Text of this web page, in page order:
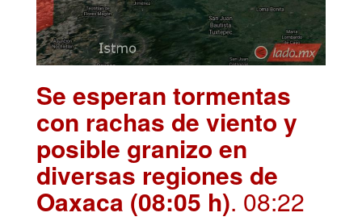
Se esperan tormentas
con rachas de viento y
posible granizo en
diversas regiones de
Oaxaca (08:05 h). 08:22